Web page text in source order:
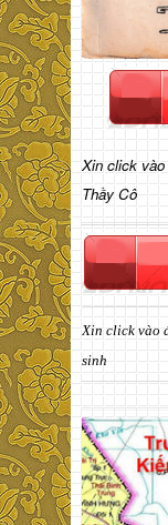
Xin click
Thầy Cô
Xin click vào
sinh